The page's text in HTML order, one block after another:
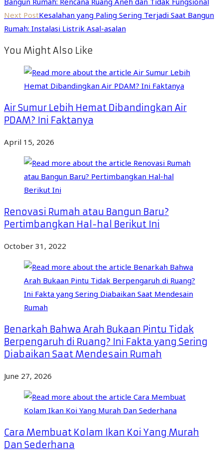
Next PostKesalahan yang Paling Sering Terjadi Saat Bangun
Rumah: Instalasi Listrik Asal-asalan
You Might Also Like
Air Sumur Lebih Hemat Dibandingkan Air
PDAM? Ini Faktanya
April 15, 2026
Renovasi Rumah atau Bangun Baru?
Pertimbangkan Hal-hal Berikut Ini
October 31, 2022
Benarkah Bahwa Arah Bukaan Pintu Tidak
Berpengaruh di Ruang? Ini Fakta yang Sering
Diabaikan Saat Mendesain Rumah
June 27, 2026
Cara Membuat Kolam Ikan Koi Yang Murah
Dan Sederhana